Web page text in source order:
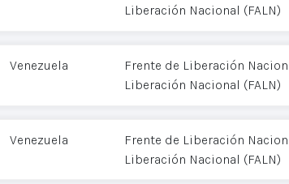
Liberación Nacional (FALN)
Venezuela
Frente de Liberación
Liberación Nacional (FALN)
Venezuela
Frente de Liberación
Liberación Nacional (FALN)